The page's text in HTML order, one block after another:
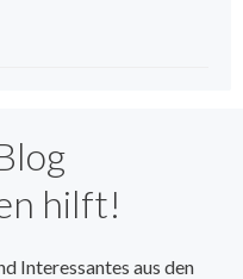
hilft!
Interessantes aus den